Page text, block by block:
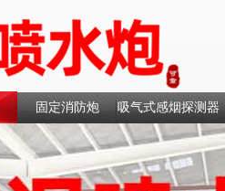
固定消防炮 吸气式感烟探测器